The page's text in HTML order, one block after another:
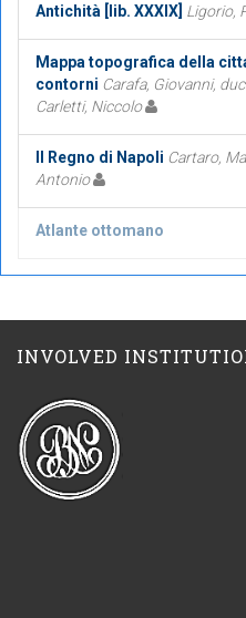
Antichità [lib. XXXIX] Ligorio,
Mappa topografica della
contorni Carafa, Giovanni,
Carletti, Niccolo
Il Regno di Napoli Cartaro,
Antonio
Atlante ottomano
INVOLVED